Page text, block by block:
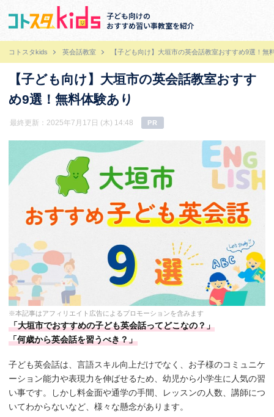
子ども向けの
おすすめ習い事教室を紹介
コトスタkids 英会話教室 【子ども向け】大垣市の英会話教室おすすめ9選！無
【子ども向け】大垣市の英会話教室おすす
め9選！無料体験あり
最終更新：2025年7月17日 (木) 14:48 PR
※本記事はアフィリエイト広告によるプロモーションを含みます
「大垣市でおすすめの子ども英会話ってどこなの？」
「何歳から英会話を習うべき？」
子ども英会話は、言語スキル向上だけでなく、お子様のコミュニケ
ーション能力や表現力を伸ばせるため、幼児から小学生に人気の習
い事です。しかし料金面や通学の手間、レッスンの人数、講師につ
いてわからないなど、様々な懸念があります。